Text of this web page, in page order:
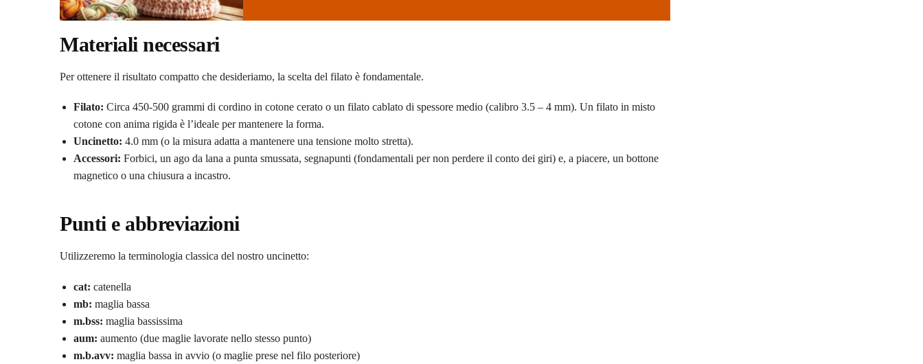
Materiali necessari
Per ottenere il risultato compatto che desideriamo, la scelta del filato è fondamentale.
Filato: Circa 450-500 grammi di cordino in cotone cerato o un filato cablato di spessore medio (calibro 3.5 – 4 mm). Un filato in misto
cotone con anima rigida è l’ideale per mantenere la forma.
Uncinetto: 4.0 mm (o la misura adatta a mantenere una tensione molto stretta).
Accessori: Forbici, un ago da lana a punta smussata, segnapunti (fondamentali per non perdere il conto dei giri) e, a piacere, un bottone
magnetico o una chiusura a incastro.
Punti e abbreviazioni
Utilizzeremo la terminologia classica del nostro uncinetto:
cat: catenella
mb: maglia bassa
m.bss: maglia bassissima
aum: aumento (due maglie lavorate nello stesso punto)
m.b.avv: maglia bassa in avvio (o maglie prese nel filo posteriore)